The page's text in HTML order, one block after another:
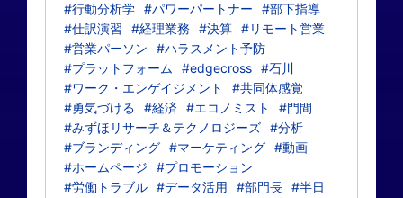
#行動分析学 #パワーパートナー
#部下指導
#仕訳演習
#経理業務 #決算 #リモート営業
#営業パーソン
#ハラスメント予防
#プラットフォーム
#edgecross #石川
#ワーク・エンゲイジメント
#共同体感覚
#勇気づける
#経済 #エコノミスト
#門間
#みずほリサーチ＆テクノロジーズ #分析
#ブランディング #マーケティング #動画
#ホームページ
#プロモーション
#労働トラブル #データ活用 #部門長 #半日